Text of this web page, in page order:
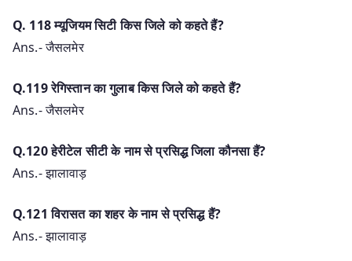
Q. 118 म्यूजियम सिटी किस जिले को कहते हैं?
Ans.- जैसलमेर
Q.119 रेगिस्तान का गुलाब किस जिले को कहते हैं?
Ans.- जैसलमेर
Q.120 हेरीटेल सीटी के नाम से प्रसिद्ध जिला कौनसा हैं?
Ans.- झालावाड़
Q.121 विरासत का शहर के नाम से प्रसिद्ध हैं?
Ans.- झालावाड़